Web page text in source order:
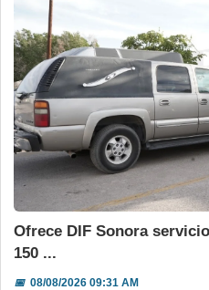
Ofrece DIF Sonora
150 ...
📅08/08/2026 09:31 AM